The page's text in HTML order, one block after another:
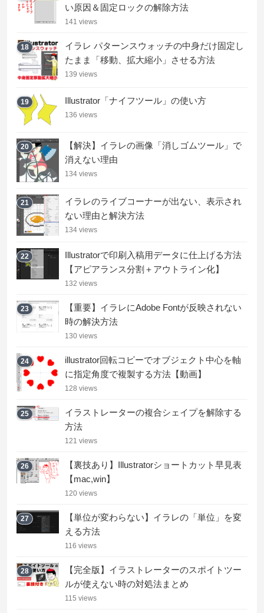
い原因＆固定ロックの解除方法
141 views
18
イラレ パターンスウォッチの中身だけ固定し
たまま「移動、拡大縮小」させる方法
139 views
19 Illustrator「ナイフツール」の使い方
136 views
20
【解決】イラレの画像「消しゴムツール」で
消えない理由
134 views
21
イラレのライブコーナーが出ない、表示され
ない理由と解決方法
134 views
22
Illustratorで印刷入稿用データに仕上げる方法
【アピアランス分割＋アウトライン化】
132 views
23
【重要】イラレにAdobe Fontが反映されない
時の解決方法
130 views
24
illustrator回転コピーでオブジェクト中心を軸
に指定角度で複製する方法【動画】
128 views
25
イラストレーターの複合シェイプを解除する
方法
121 views
26
【裏技あり】Illustratorショートカット早見表
【mac,win】
120 views
27
【単位が変わらない】イラレの「単位」を変
える方法
116 views
28
【完全版】イラストレーターのスポイトツー
ルが使えない時の対処法まとめ
115 views